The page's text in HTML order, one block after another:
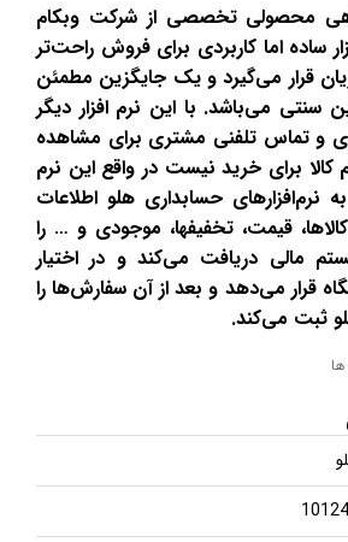
محصولی تخصصی از شرکت وبکام
ساده اما کاربردی برای فروش راحت‌تر
قرار می‌گیرد و یک جایگزین مطمئن
سنتی می‌باشد. با این نرم افزار دیگر
و تماس تلفنی مشتری برای مشاهده
کالا برای خرید نیست در واقع این نرم
نرم‌افزارهای حسابداری هلو اطلاعات
قیمت، تخفیفها، موجودی و … را
مالی دریافت می‌کند و در اختیار
قرار می‌دهد و بعد از آن سفارش‌ها را
ثبت می‌کند.